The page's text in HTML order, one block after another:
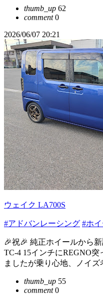
thumb_up 62
comment0
2026/06/07 20:21
ウェイク LA700S
#アドバンレーシング #ホ
🎉祝🎉 純正ホイールから
TC-4 15インチにREGNO
ましたが乗り心地、ノイズ
thumb_up 55
comment0